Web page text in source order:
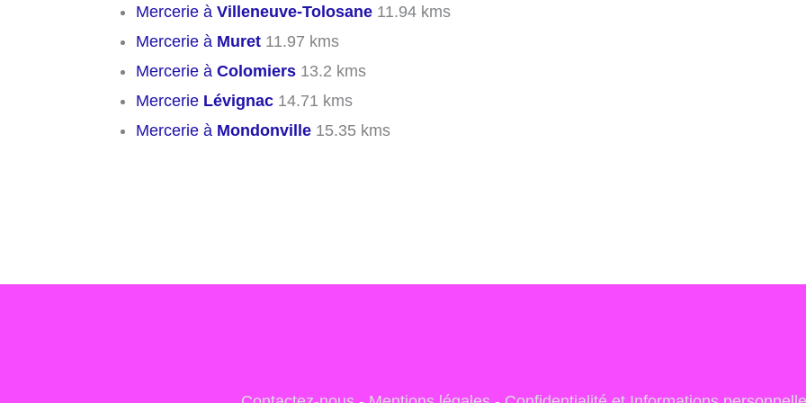
Mercerie à Villeneuve-Tolosane 11.94 kms
Mercerie à Muret 11.97 kms
Mercerie à Colomiers 13.2 kms
Mercerie Lévignac 14.71 kms
Mercerie à Mondonville 15.35 kms